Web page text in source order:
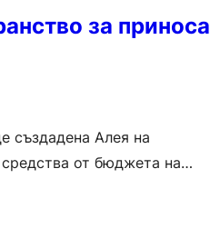
за приноса
създадена Алея на
от бюджета на
внесено…